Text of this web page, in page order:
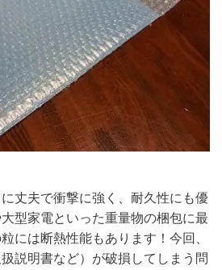
丈夫で衝撃に強く、耐久性にも優
型家電といった重量物の梱包に最
には断熱性能もあります！今回、
説明書など）が破損してしまう問